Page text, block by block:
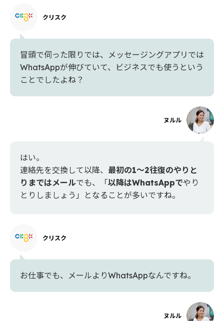
クリスク
冒頭で伺った限りでは、メッセージングアプリでは
WhatsAppが伸びていて、ビジネスでも使うという
ことでしたよね？
ヌルル
はい。
連絡先を交換して以降、 最初の1〜2往復のやりと
りまではメールでも、「以降はWhatsAppでやり
とりしましょう」となることが多いですね。
クリスク
お仕事でも、メールよりWhatsAppなんですね。
ヌルル